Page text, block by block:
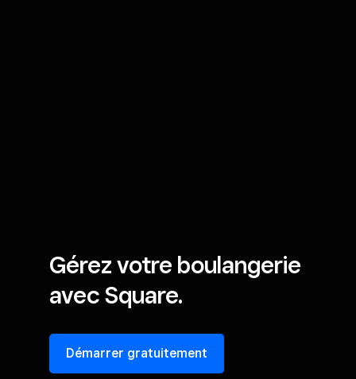
Gérez votre boulangerie
avec Square.
Démarrer gratuitement